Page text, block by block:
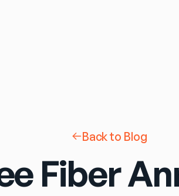
Back to Blog
Fiber